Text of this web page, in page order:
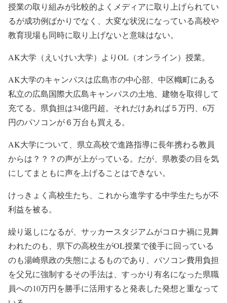
授業の取り組みが比較的よくメディアに取り上げられてい
るが成功例ばかりでなく、大変な状況になっている高校や
教育現場も同時に取り上げないと意味はない。
AK大学（えいけい大学）よりOL（オンライン）授業。
AK大学のキャンパスは広島市の中心部、中区幟町にある
私立の広島国際大広島キャンパスの土地、建物を取得して
充てる。県負担は34億円超。それだけあれば５万円、6万
円のパソコンが６万台も買える。
AK大学について、県立高校で進路指導に長年携わる教員
からは？？？の声が上がっている。だが、県教委の目を気
にしてまともに声を上げることはできない。
けっきょく高校生たち、これから進学する中学生たちが不
利益を被る。
繰り返しになるが、サッカースタジアムがコロナ禍に見舞
われたのも、県下の高校生がOL授業で後手に回っている
のも湯崎県政の失態によるものであり、パソコン費用負担
を父兄に強制するその手法は、すっかり有名になった県職
員への10万円を勝手に活用すると発表した発想と重なって